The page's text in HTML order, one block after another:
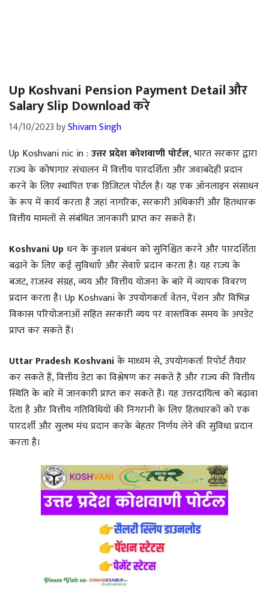
Up Koshvani Pension Payment Detail और
Salary Slip Download करे
14/10/2023byShivam Singh
Up Koshvani nic in : उत्तर प्रदेश कोशवाणी पोर्टल, भारत सरकार द्वारा
राज्य के कोषागार संचालन में वित्तीय पारदर्शिता और जवाबदेही प्रदान
करने के लिए स्थापित एक डिजिटल पोर्टल है। यह एक ऑनलाइन संसाधन
के रूप में कार्य करता है जहां नागरिक, सरकारी अधिकारी और हितधारक
वित्तीय मामलों से संबंधित जानकारी प्राप्त कर सकते हैं।
Koshvani Upधन के कुशल प्रबंधन को सुनिश्चित करने और पारदर्शिता
बढ़ाने के लिए कई सुविधाएँ और सेवाएँ प्रदान करता है। यह राज्य के
बजट, राजस्व संग्रह, व्यय और वित्तीय योजना के बारे में व्यापक विवरण
प्रदान करता है। Up Koshvani के उपयोगकर्ता वेतन, पेंशन और विभिन्न
विकास परियोजनाओं सहित सरकारी व्यय पर वास्तविक समय के अपडेट
प्राप्त कर सकते हैं।
Uttar Pradesh Koshvaniके माध्यम से, उपयोगकर्ता रिपोर्ट तैयार
कर सकते हैं, वित्तीय डेटा का विश्लेषण कर सकते हैं और राज्य की वित्तीय
स्थिति के बारे में जानकारी प्राप्त कर सकते हैं। यह उत्तरदायित्व को बढ़ावा
देता है और वित्तीय गतिविधियों की निगरानी के लिए हितधारकों को एक
पारदर्शी और सुलभ मंच प्रदान करके बेहतर निर्णय लेने की सुविधा प्रदान
करता है।